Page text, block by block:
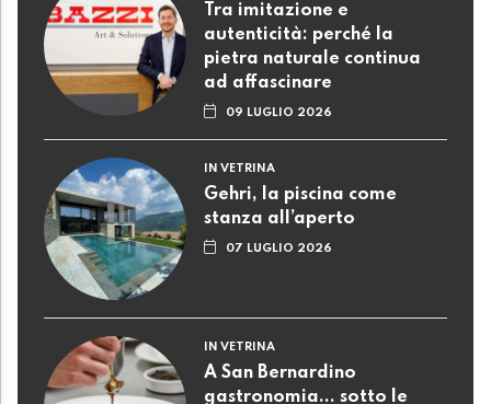
Tra imitazione e
autenticità: perché la
pietra naturale continua
ad affascinare
09 LUGLIO 2026
IN VETRINA
Gehri, la piscina come
stanza all’aperto
07 LUGLIO 2026
IN VETRINA
A San Bernardino
gastronomia... sotto le